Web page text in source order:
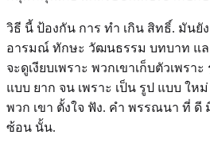
วิธี นี้ ป้องกัน การ ทํา เกิน สิทธิ์. มัน
อารมณ์ ทักษะ วัฒนธรรม บทบาท แ
จะดูเงียบเพราะ พวกเขาเก็บตัวเพรา
แบบ ยาก จน เพราะ เป็น รูป แบบ ให
พวก เขา ตั้งใจ ฟัง. คํา พรรณนา ที่ ดี
ซ้อน นั้น.